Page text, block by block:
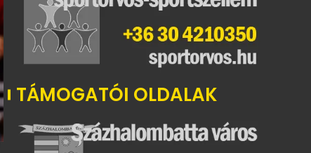
TÁMOGATÓI OLDALAK